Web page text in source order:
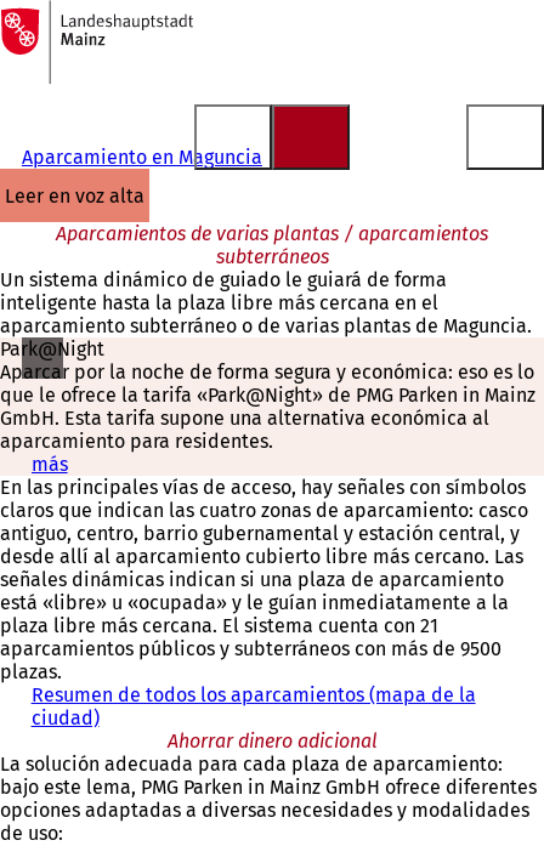
Saltar al contenido
A
la
página
Aparcamiento en Maguncia
leer en voz alta
Aparcamientos de varias plantas / aparcamientos
subterráneos
Un sistema dinámico de guiado le guiará de forma
inteligente hasta la plaza libre más cercana en el
aparcamiento subterráneo o de varias plantas de Maguncia.
Park@Night
Aparcar por la noche de forma segura y económica: eso es lo
que le ofrece la tarifa «Park@Night» de PMG Parken in Mainz
GmbH. Esta tarifa supone una alternativa económica al
aparcamiento para residentes.
más(
S
e
a
b
r
e
e
n
n
a
u
e
v
En las principales vías de acceso, hay señales con símbolos
claros que indican las cuatro zonas de aparcamiento: casco
antiguo, centro, barrio gubernamental y estación central, y
desde allí al aparcamiento cubierto libre más cercano. Las
señales dinámicas indican si una plaza de aparcamiento
está «libre» u «ocupada» y le guían inmediatamente a la
plaza libre más cercana. El sistema cuenta con 21
aparcamientos públicos y subterráneos con más de 9500
plazas.
Resumen de todos los aparcamientos (mapa de la
ciudad)
Ahorrar dinero adicional
La solución adecuada para cada plaza de aparcamiento:
bajo este lema, PMG Parken in Mainz GmbH ofrece diferentes
opciones adaptadas a diversas necesidades y modalidades
de uso: